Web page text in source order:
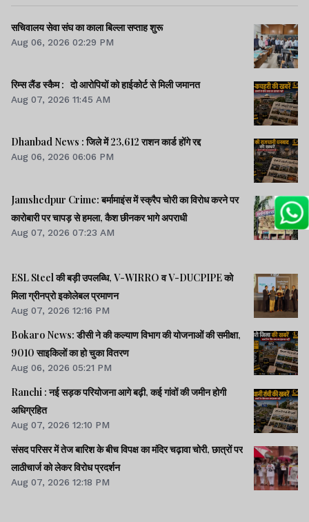
सचिवालय सेवा संघ का काला बिल्ला सप्ताह शुरू
Aug 06, 2026 02:29 PM
रिम्स लैंड स्कैम : दो आरोपियों को हाईकोर्ट से मिली जमानत
Aug 07, 2026 11:45 AM
Dhanbad News : जिले में 23,612 राशन कार्ड होंगे रद्द
Aug 06, 2026 06:06 PM
Jamshedpur Crime: बर्मामाइंस में स्क्रैप चोरी का विरोध करने पर
कारोबारी पर चापड़ से हमला, कैश छीनकर भागे अपराधी
Aug 07, 2026 07:23 AM
ESL Steel की बड़ी उपलब्धि, V-WIRRO व V-DUCPIPE को
मिला ग्रीनप्रो इकोलेबल प्रमाणन
Aug 07, 2026 12:16 PM
Bokaro News: डीसी ने की कल्याण विभाग की योजनाओं की समीक्षा,
9010 साइकिलों का हो चुका वितरण
Aug 06, 2026 05:21 PM
Ranchi : नई सड़क परियोजना आगे बढ़ी, कई गांवों की जमीन होगी
अधिग्रहित
Aug 07, 2026 12:10 PM
संसद परिसर में तेज बारिश के बीच विपक्ष का मंदिर चढ़ावा चोरी, छात्रों पर
लाठीचार्ज को लेकर विरोध प्रदर्शन
Aug 07, 2026 12:18 PM